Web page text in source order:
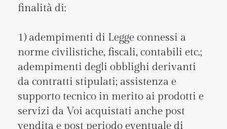
finalità di:
1) adempimenti di Legge connessi a
norme civilistiche, fiscali, contabili etc.;
adempimenti degli obblighi derivanti
da contratti stipulati; assistenza e
supporto tecnico in merito ai prodotti e
servizi da Voi acquistati anche post
vendita e post periodo eventuale di